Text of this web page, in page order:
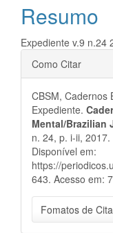
artigo
principal
Resumo
Expediente v.9 n.24
Detalhes
do
artigo
Como Citar
CBSM, Cadernos
Expediente.
Mental/Brazilian
n. 24, p. i-ii,
Disponível em:
https://
643. Acesso em:
Fomatos de